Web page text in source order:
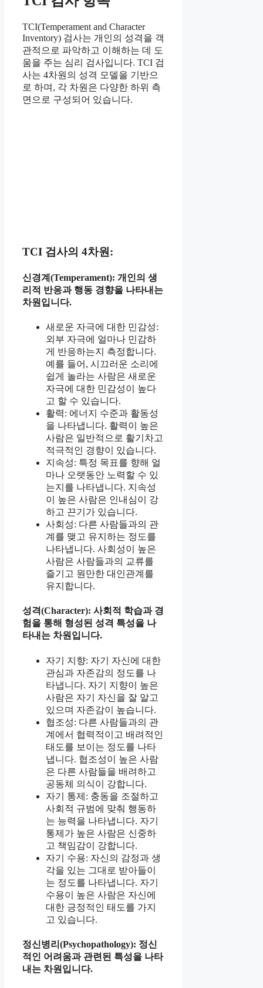
TCI(Temperament and Character
Inventory) 검사는 개인의 성격을 객
관적으로 파악하고 이해하는 데 도
움을 주는 심리 검사입니다. TCI 검
사는 4차원의 성격 모델을 기반으
로 하며, 각 차원은 다양한 하위 측
면으로 구성되어 있습니다.
TCI 검사의 4차원:
신경계(Temperament): 개인의 생
리적 반응과 행동 경향을 나타내는
차원입니다.
새로운 자극에 대한 민감성:
외부 자극에 얼마나 민감하
게 반응하는지 측정합니다.
예를 들어, 시끄러운 소리에
쉽게 놀라는 사람은 새로운
자극에 대한 민감성이 높다
고 할 수 있습니다.
활력: 에너지 수준과 활동성
을 나타냅니다. 활력이 높은
사람은 일반적으로 활기차고
적극적인 경향이 있습니다.
지속성: 특정 목표를 향해 얼
마나 오랫동안 노력할 수 있
는지를 나타냅니다. 지속성
이 높은 사람은 인내심이 강
하고 끈기가 있습니다.
사회성: 다른 사람들과의 관
계를 맺고 유지하는 정도를
나타냅니다. 사회성이 높은
사람은 사람들과의 교류를
즐기고 원만한 대인관계를
유지합니다.
성격(Character): 사회적 학습과 경
험을 통해 형성된 성격 특성을 나
타내는 차원입니다.
자기 지향: 자기 자신에 대한
관심과 자존감의 정도를 나
타냅니다. 자기 지향이 높은
사람은 자기 자신을 잘 알고
있으며 자존감이 높습니다.
협조성: 다른 사람들과의 관
계에서 협력적이고 배려적인
태도를 보이는 정도를 나타
냅니다. 협조성이 높은 사람
은 다른 사람들을 배려하고
공동체 의식이 강합니다.
자기 통제: 충동을 조절하고
사회적 규범에 맞춰 행동하
는 능력을 나타냅니다. 자기
통제가 높은 사람은 신중하
고 책임감이 강합니다.
자기 수용: 자신의 감정과 생
각을 있는 그대로 받아들이
는 정도를 나타냅니다. 자기
수용이 높은 사람은 자신에
대한 긍정적인 태도를 가지
고 있습니다.
정신병리(Psychopathology): 정신
적인 어려움과 관련된 특성을 나타
내는 차원입니다.